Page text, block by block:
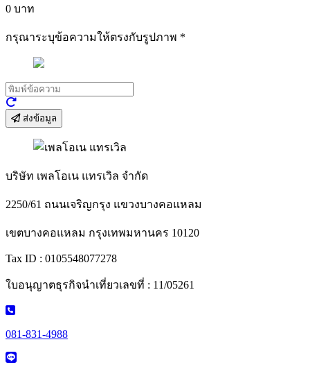
0 บาท
กรุณาระบุข้อความให้ตรงกับรูปภาพ *
ส่งข้อมูล
บริษัท เพลโอเน แทรเวิล จำกัด
2250/61 ถนนเจริญกรุง แขวงบางคอแหลม
เขตบางคอแหลม กรุงเทพมหานคร 10120
Tax ID : 0105548077278
ใบอนุญาตธุรกิจนำเที่ยวเลขที่ : 11/05261
081-831-4988